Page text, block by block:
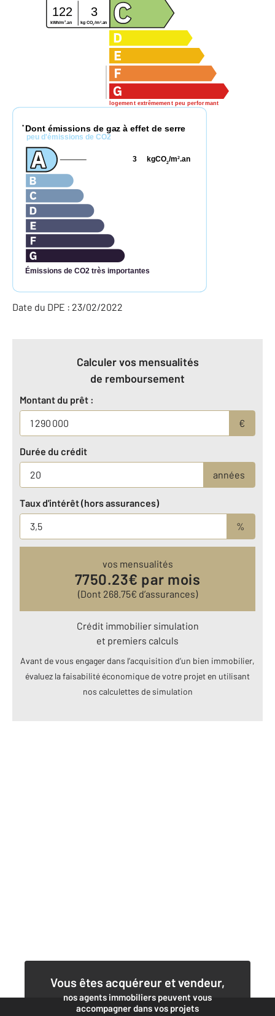
logement extrêmement peu performant
122 3
kWh/m 2 .an kg CO2/m2.an
* Dont émissions de gaz à effet de serre
peu d'émissions de CO2
Émissions de CO2 très importantes
kgCO2/m2.an
3
Date du DPE : 23/02/2022
Calculer vos mensualités
de remboursement
Montant du prêt :
€
Durée du crédit
années
Taux d'intérêt (hors assurances)
%
vos mensualités
7750.23€ par mois
(Dont 268.75€ d’assurances)
Crédit immobilier simulation
et premiers calculs
Avant de vous engager dans l’acquisition d’un bien immobilier,
évaluez la faisabilité économique de votre projet en utilisant
nos calculettes de simulation
Vous êtes acquéreur et vendeur,
nos agents immobiliers peuvent vous
accompagner dans vos projets